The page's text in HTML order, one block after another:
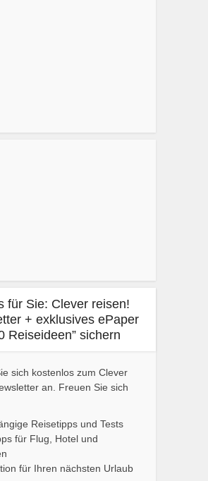
für Sie: Clever reisen!
+ exklusives ePaper
Reiseideen” sichern
sich kostenlos zum Clever
an. Freuen Sie sich
Reisetipps und Tests
für Flug, Hotel und
für Ihren nächsten Urlaub